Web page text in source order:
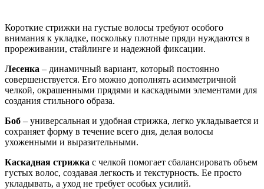
Короткие стрижки на густые волосы требуют особого
внимания к укладке, поскольку плотные пряди нуждаются в
прореживании, стайлинге и надежной фиксации.
Лесенка – динамичный вариант, который постоянно
совершенствуется. Его можно дополнять асимметричной
челкой, окрашенными прядями и каскадными элементами для
создания стильного образа.
Боб – универсальная и удобная стрижка, легко укладывается и
сохраняет форму в течение всего дня, делая волосы
ухоженными и выразительными.
Каскадная стрижка с челкой помогает сбалансировать объем
густых волос, создавая легкость и текстурность. Ее просто
укладывать, а уход не требует особых усилий.